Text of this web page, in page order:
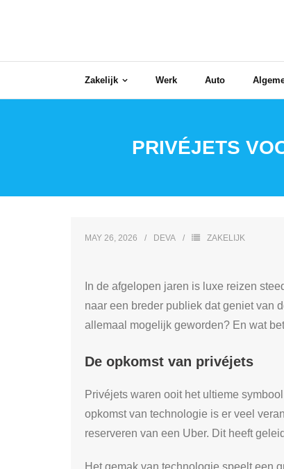
Zakelijk Werk Auto
PRIVÉJETS
MAY 26, 2026 DEVA ZAKELIJK
In de afgelopen jaren is luxe reizen
naar een breder publiek dat geniet van
allemaal mogelijk geworden? En wat
De opkomst van privéjets
Privéjets waren ooit het ultieme
opkomst van technologie is er veel
reserveren van een Uber. Dit heeft
Het gemak van technologie speelt een